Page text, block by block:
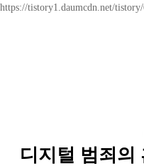
https://tistory1.daumcdn.net/
디지털 범죄의